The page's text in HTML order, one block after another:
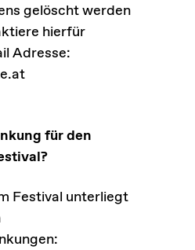
gelöscht werden
hierfür
Adresse:
für den
Festival unterliegt